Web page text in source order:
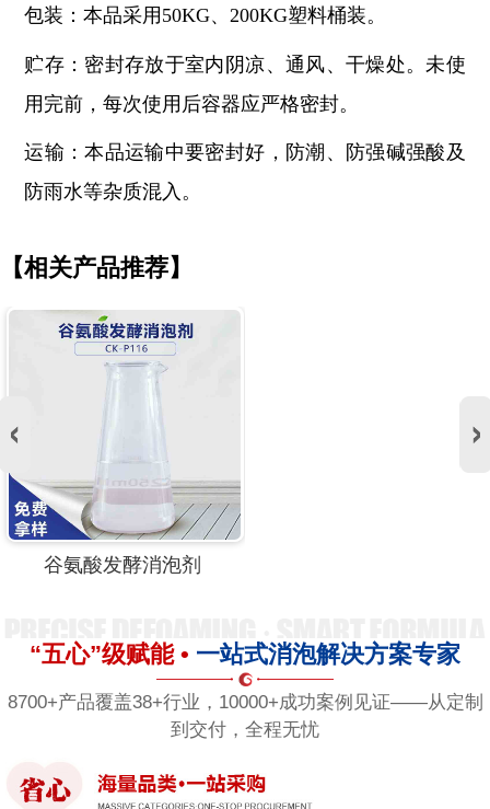
包装：本品采用 50KG、200KG塑料桶装。
贮存：密封存放于室内阴凉、通风、干燥处。未使
用完前，每次使用后容器应严格密封。
运输：本品运输中要密封好，防潮、防强碱强酸及
防雨水等杂质混入。
【相关产品推荐】
谷氨酸发酵消泡剂
“五心”级赋能 • 一站式消泡解决方案专家
8700+产品覆盖38+行业，10000+成功案例见证——从定制
到交付，全程无忧